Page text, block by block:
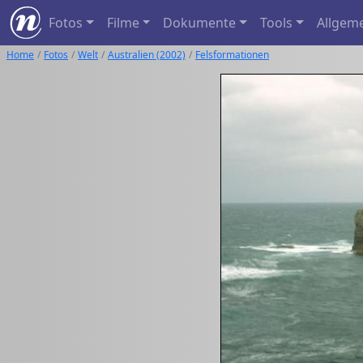
Fotos Filme Dokumente Tools
Home Fotos Welt Australien (2002) Felsformationen